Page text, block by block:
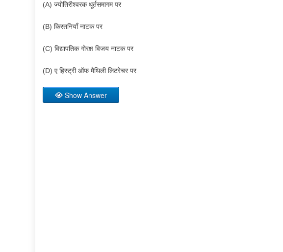
(A) ज्योतिरीश्वरक धूर्तसमागम पर
(B) किरतनियाँ नाटक पर
(C) विद्यापतिक गोरक्ष विजय नाटक पर
(D) ए हिस्ट्री ऑफ मैथिली लिटरेचर पर
Show Answer